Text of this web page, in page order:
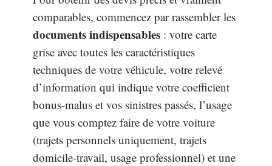
comparables, commencez par rassembler les
documents indispensables : votre carte
grise avec toutes les caractéristiques
techniques de votre véhicule, votre relevé
d’information qui indique votre coefficient
bonus-malus et vos sinistres passés, l’usage
que vous comptez faire de votre voiture
(trajets personnels uniquement, trajets
domicile-travail, usage professionnel) et une